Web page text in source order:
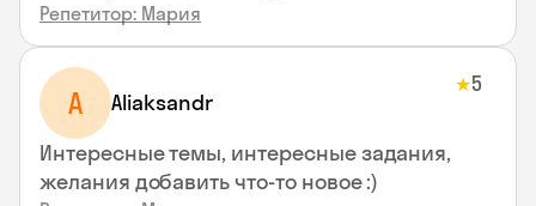
Репетитор: Мария
A Aliaksandr
★5
Интересные темы, интересные задания,
желания добавить что-то новое :)